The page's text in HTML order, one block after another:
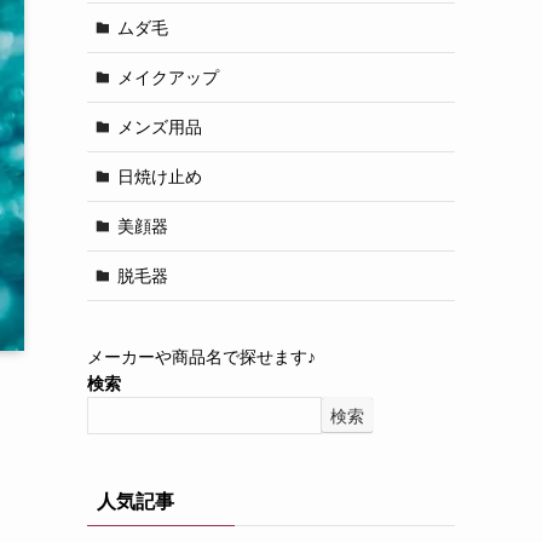
ムダ毛
メイクアップ
メンズ用品
日焼け止め
美顔器
脱毛器
メーカーや商品名で探せます♪
検索
検索
人気記事